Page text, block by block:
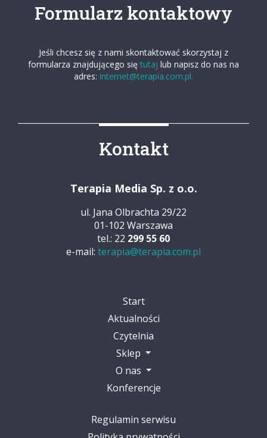
Formularz kontaktowy
Jeśli chcesz się z nami skontaktować skorzystaj z
formularza znajdującego się tutaj lub napisz do nas na
adres: internet@terapia.com.pl.
Kontakt
Terapia Media Sp. z o.o.
ul. Jana Olbrachta 29/22
01-102 Warszawa
tel.: 22 299 55 60
e-mail: terapia@terapia.com.pl
Start
Aktualności
Czytelnia
Sklep
O nas
Konferencje
Regulamin serwisu